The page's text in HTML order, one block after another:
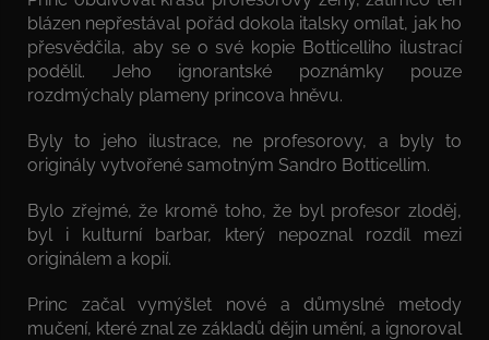
blázen nepřestával pořád dokola italsky omílat, jak ho
přesvědčila, aby se o své kopie Botticelliho ilustrací
podělil. Jeho ignorantské poznámky pouze
rozdmýchaly plameny princova hněvu.
Byly to jeho ilustrace, ne profesorovy, a byly to
originály vytvořené samotným Sandro Botticellim.
Bylo zřejmé, že kromě toho, že byl profesor zloděj,
byl i kulturní barbar, který nepoznal rozdíl mezi
originálem a kopií.
Princ začal vymýšlet nové a důmyslné metody
mučení, které znal ze základů dějin umění, a ignoroval